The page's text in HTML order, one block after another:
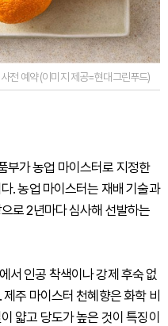
전 예약 (이미지 제공=현대그린푸드)
부가 농업 마이스터로 지정한
. 농업 마이스터는 재배 기술과
로 2년마다 심사해 선발하는
서 인공 착색이나 강제 후숙 없
주 마이스터 천혜향은 화학 비
얇고 당도가 높은 것이 특징이